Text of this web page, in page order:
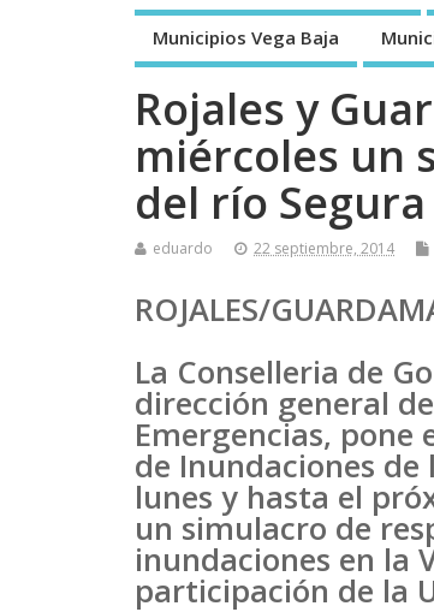
Municipios Vega Baja
Rojales y
miércoles un
del río Segura
eduardo 22 septiembre, 2014
ROJALES/
La Conselleria de
dirección general
Emergencias, pone
de Inundaciones
lunes y hasta el
un simulacro de
inundaciones en la
participación de la